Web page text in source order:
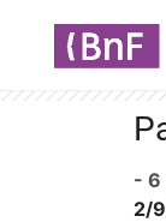
- 6
2/